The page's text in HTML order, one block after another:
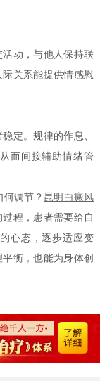
动，与他人保持联
关系能提供情感慰
定。规律的作息、
而间接辅助情绪管
调节？ 昆明白癜风
程，患者需要给自
心态，逐步适应变
衡，也能为身体创